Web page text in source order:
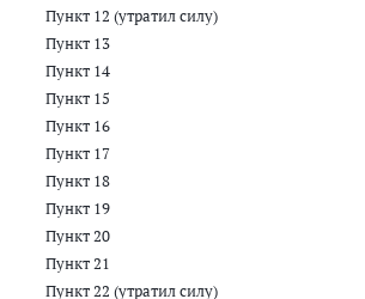
Пункт 12 (утратил силу)
Пункт 13
Пункт 14
Пункт 15
Пункт 16
Пункт 17
Пункт 18
Пункт 19
Пункт 20
Пункт 21
Пункт 22 (утратил силу)